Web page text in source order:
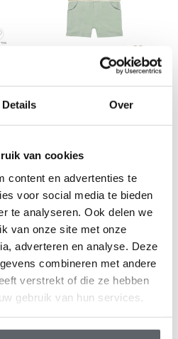
Details Over
van cookies
content en advertenties te
voor social media te bieden
te analyseren. Ook delen we
van onze site met onze
adverteren en analyse. Deze
combineren met andere
verstrekt of die ze hebben
gebruik van hun services.
gestreept
€12,49 €24,99